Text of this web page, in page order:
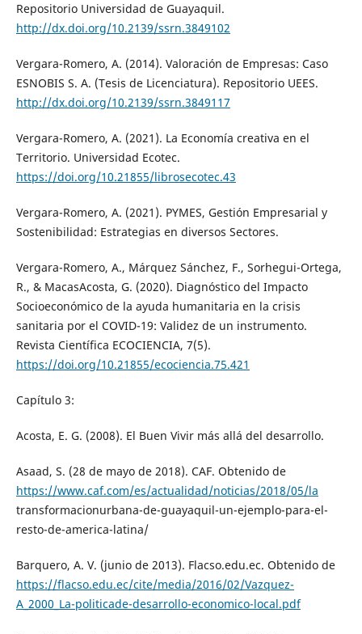
Repositorio Universidad de Guayaquil.
http://dx.doi.org/10.2139/ssrn.3849102
Vergara-Romero, A. (2014). Valoración de Empresas: Caso
ESNOBIS S. A. (Tesis de Licenciatura). Repositorio UEES.
http://dx.doi.org/10.2139/ssrn.3849117
Vergara-Romero, A. (2021). La Economía creativa en el
Territorio. Universidad Ecotec.
https://doi.org/10.21855/librosecotec.43
Vergara-Romero, A. (2021). PYMES, Gestión Empresarial y
Sostenibilidad: Estrategias en diversos Sectores.
Vergara-Romero, A., Márquez Sánchez, F., Sorhegui-Ortega,
R., & MacasAcosta, G. (2020). Diagnóstico del Impacto
Socioeconómico de la ayuda humanitaria en la crisis
sanitaria por el COVID-19: Validez de un instrumento.
Revista Científica ECOCIENCIA, 7(5).
https://doi.org/10.21855/ecociencia.75.421
Capítulo 3:
Acosta, E. G. (2008). El Buen Vivir más allá del desarrollo.
Asaad, S. (28 de mayo de 2018). CAF. Obtenido de
https://www.caf.com/es/actualidad/noticias/2018/05/la
transformacionurbana-de-guayaquil-un-ejemplo-para-el-
resto-de-america-latina/
Barquero, A. V. (junio de 2013). Flacso.edu.ec. Obtenido de
https://flacso.edu.ec/cite/media/2016/02/Vazquez-
A_2000_La-politicade-desarrollo-economico-local.pdf